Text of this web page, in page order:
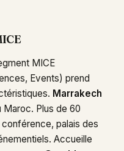
MICE
Events) prend
Marrakech
Maroc. Plus de 60
palais des
Accueille